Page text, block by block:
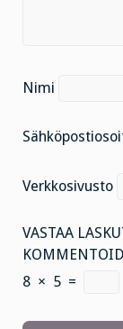
Nimi
Verkkosivusto
VASTAA
8 × 5 =